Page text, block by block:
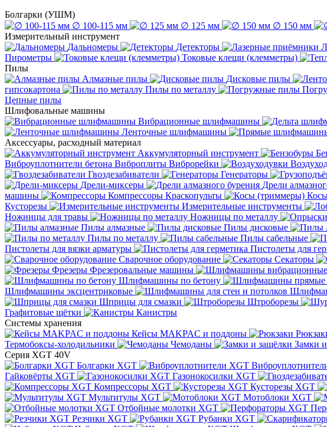
Болгарки (УШМ)
∅ 100-115 мм
∅ 125 мм ∅ 150 мм
Измерительный инструмент
Дальномеры
Детекторы
Пирометры
Токовые клещи (клемметры)
Пилы
Алмазные пилы
Дисковые пилы
гипсокартона
Пилы по металлу
Цепные пилы
Шлифовальные машины
Вибрационные шлифмашины
Ленточные шлифмашины
Аксессуары, расходный материал
Аккумуляторный инструмент
Виброуплотнители бетона Виброплиты Виброрейки
Гвоздезабиватели
Генераторы
Дрели-миксеры
Дрели
машины
Компрессоры Краскопульты
Кусторезы
Измерительные инструменты
Ножницы для травы
Ножницы по металлу
Пилы алмазные
Пилы дисковые
Пилы по металлу
Пилы сабельные
Пистолеты для вязки арматуры
Пистолеты для
Сварочное оборудование
Секаторы
Фрезеры Фрезеровальные машины
Шлифмашины по бетону
Шлифмашины эксцентриковые
Шприцы для смазки
Штроборезы
Графитовые щётки
Канистры
Системы хранения
Кейсы MAKPAC и поддоны
Термобоксы-холодильники
Чемоданы
Замки
Серия XGT 40V
Болгарки XGT
Гайковёрты XGT
Газонокосилки XGT
Компрессоры XGT
Кусторезы XGT
Мультитулы XGT
Мотоблоки XGT
Отбойные молотки XGT
Резчики XGT
Рубанки XGT